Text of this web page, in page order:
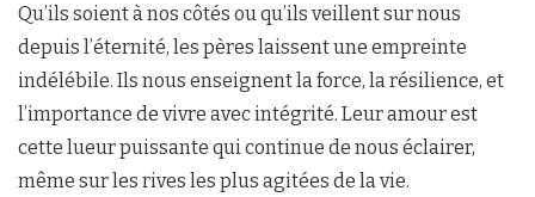
Qu’ils soient à nos côtés ou qu’ils veillent sur nous
depuis l’éternité, les pères laissent une empreinte
indélébile. Ils nous enseignent la force, la résilience, et
l’importance de vivre avec intégrité. Leur amour est
cette lueur puissante qui continue de nous éclairer,
même sur les rives les plus agitées de la vie.